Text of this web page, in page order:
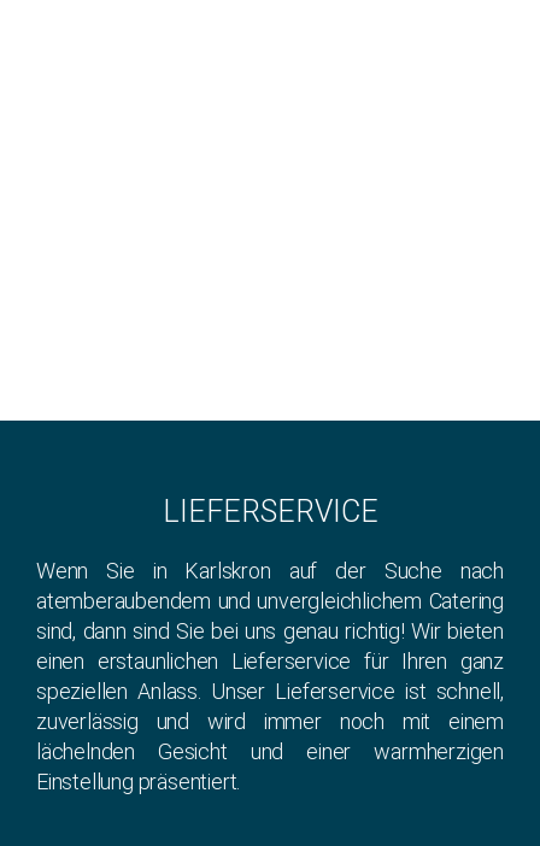
LIEFERSERVICE
Wenn Sie in Karlskron auf der Suche nach
atemberaubendem und unvergleichlichem Catering
sind, dann sind Sie bei uns genau richtig! Wir bieten
einen erstaunlichen Lieferservice für Ihren ganz
speziellen Anlass. Unser Lieferservice ist schnell,
zuverlässig und wird immer noch mit einem
lächelnden Gesicht und einer warmherzigen
Einstellung präsentiert.